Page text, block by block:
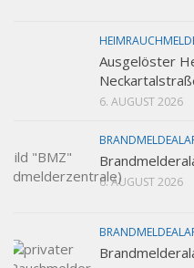
Ausgelöster
6. AUGUST 2026
6. AUGUST 2026